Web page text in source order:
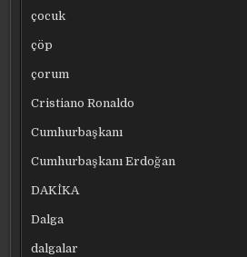
çocuk
çöp
çorum
Cristiano Ronaldo
Cumhurbaşkanı
Cumhurbaşkanı Erdoğan
DAKİKA
Dalga
dalgalar